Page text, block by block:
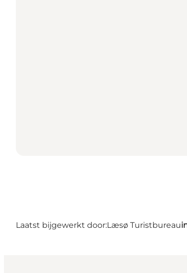
Laatst bijgewerkt door:Læsø Turistbureau